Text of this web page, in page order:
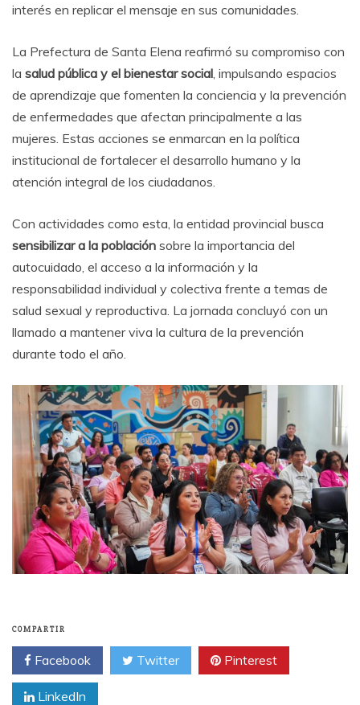
interés en replicar el mensaje en sus comunidades.
La Prefectura de Santa Elena reafirmó su compromiso con
la salud pública y el bienestar social , impulsando espacios
de aprendizaje que fomenten la conciencia y la prevención
de enfermedades que afectan principalmente a las
mujeres. Estas acciones se enmarcan en la política
institucional de fortalecer el desarrollo humano y la
atención integral de los ciudadanos.
Con actividades como esta, la entidad provincial busca
sensibilizar a la población sobre la importancia del
autocuidado, el acceso a la información y la
responsabilidad individual y colectiva frente a temas de
salud sexual y reproductiva. La jornada concluyó con un
llamado a mantener viva la cultura de la prevención
durante todo el año.
COMPARTIR
Facebook Twitter Pinterest
LinkedIn